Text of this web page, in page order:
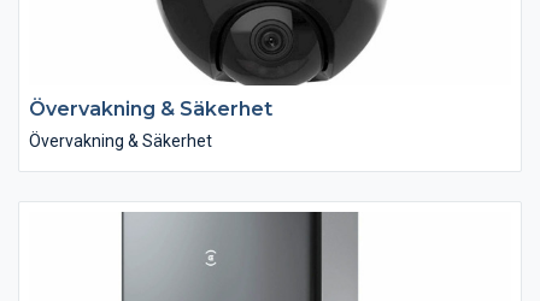
Övervakning & Säkerhet
Övervakning & Säkerhet